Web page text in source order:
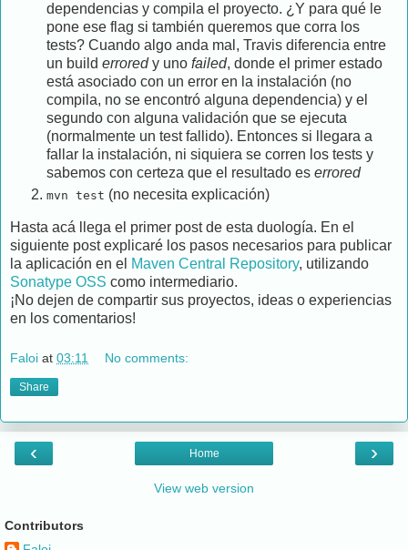
dependencias y compila el proyecto. ¿Y para qué le
pone ese flag si también queremos que corra los
tests? Cuando algo anda mal, Travis diferencia entre
un build erroredy uno failed, donde el primer estado
está asociado con un error en la instalación (no
compila, no se encontró alguna dependencia) y el
segundo con alguna validación que se ejecuta
(normalmente un test fallido). Entonces si llegara a
fallar la instalación, ni siquiera se corren los tests y
sabemos con certeza que el resultado es errored
mvn test (no necesita explicación)
Hasta acá llega el primer post de esta duología. En el
siguiente post explicaré los pasos necesarios para publicar
la aplicación en el Maven Central Repository, utilizando
Sonatype OSS como intermediario.
¡No dejen de compartir sus proyectos, ideas o experiencias
en los comentarios!
Faloi at 03:11 No comments:
Share
‹ ›
Home
View web version
Contributors